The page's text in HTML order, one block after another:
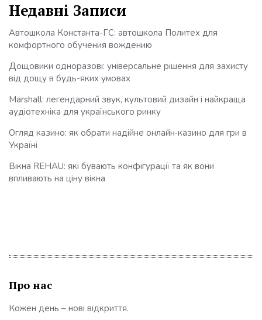
Недавні Записи
Автошкола Константа-ГС: автошкола Политех для
комфортного обучения вождению
Дощовики одноразові: універсальне рішення для захисту
від дощу в будь-яких умовах
Marshall: легендарний звук, культовий дизайн і найкраща
аудіотехніка для українського ринку
Огляд казино: як обрати надійне онлайн‑казино для гри в
Україні
Вікна REHAU: які бувають конфігурації та як вони
впливають на ціну вікна
Про нас
Кожен день – нові відкриття.